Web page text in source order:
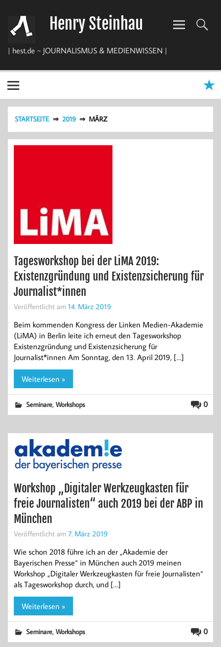
springen
Henry Steinhau
| hest.de ~ JOURNALISMUS & MEDIENWISSEN |
STARTSEITE 2019 MÄRZ
Tagesworkshop bei der LiMA 2019:
Existenzgründung und Existenzsicherung für
Journalist*innen
Veröffentlicht am 14. März 2019
Beim kommenden Kongress der Linken Medien-Akademie
(LiMA) in Berlin leite ich erneut den Tagesworkshop
Existenzgründung und Existenzsicherung für
Journalist*innen Am Sonntag, den 13. April 2019, […]
Weiterlesen »
0
Seminare,Workshops
Workshop „Digitaler Werkzeugkasten für
freie Journalisten“ auch 2019 bei der ABP in
München
Veröffentlicht am 7. März 2019
Wie schon 2018 führe ich an der „Akademie der
Bayerischen Presse“ in München auch 2019 meinen
Workshop „Digitaler Werkzeugkasten für freie Journalisten“
als Tagesworkshop durch, und […]
Weiterlesen »
0
Seminare,Workshops